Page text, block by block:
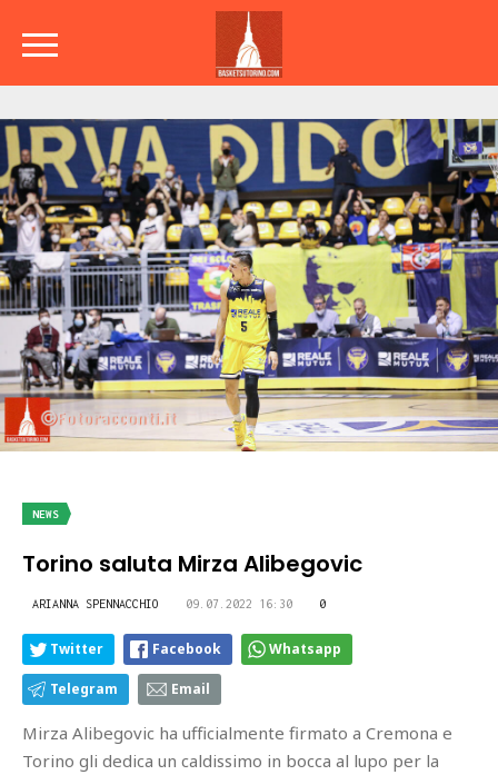
NEWS
Torino saluta Mirza Alibegovic
ARIANNA SPENNACCHIO 09.07.2022 16:30 0
Twitter Facebook Whatsapp
Telegram Email
Mirza Alibegovic ha ufficialmente firmato a Cremona e
Torino gli dedica un caldissimo in bocca al lupo per la